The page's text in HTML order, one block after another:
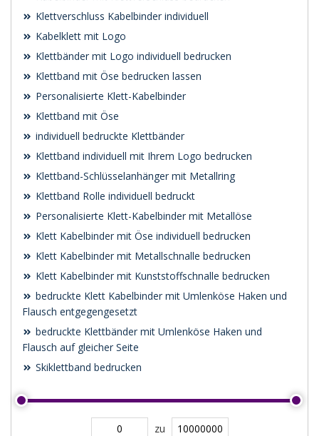
Klettverschluss Kabelbinder individuell
Kabelklett mit Logo
Klettbänder mit Logo individuell bedrucken
Klettband mit Öse bedrucken lassen
Personalisierte Klett-Kabelbinder
Klettband mit Öse
individuell bedruckte Klettbänder
Klettband individuell mit Ihrem Logo bedrucken
Klettband-Schlüsselanhänger mit Metallring
Klettband Rolle individuell bedruckt
Personalisierte Klett-Kabelbinder mit Metallöse
Klett Kabelbinder mit Öse individuell bedrucken
Klett Kabelbinder mit Metallschnalle bedrucken
Klett Kabelbinder mit Kunststoffschnalle bedrucken
bedruckte Klett Kabelbinder mit Umlenköse Haken und
Flausch entgegengesetzt
bedruckte Klettbänder mit Umlenköse Haken und
Flausch auf gleicher Seite
Skiklettband bedrucken
zu